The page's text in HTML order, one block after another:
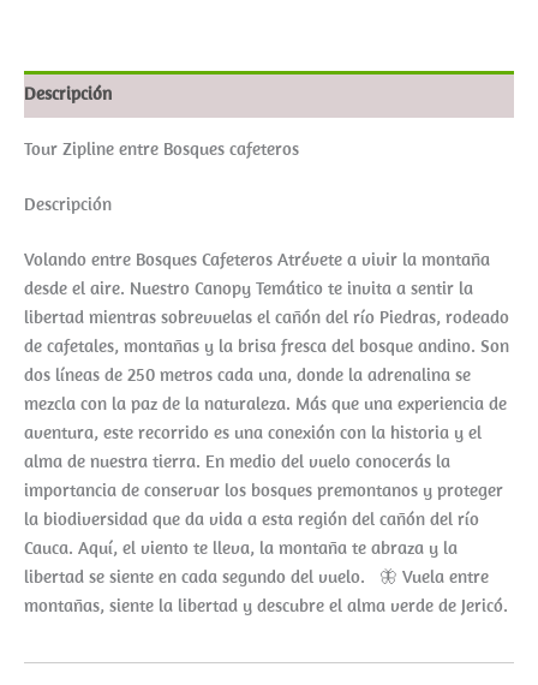
Descripción
Tour Zipline entre Bosques cafeteros
Descripción
Volando entre Bosques Cafeteros Atrévete a vivir la montaña
desde el aire. Nuestro Canopy Temático te invita a sentir la
libertad mientras sobrevuelas el cañón del río Piedras, rodeado
de cafetales, montañas y la brisa fresca del bosque andino. Son
dos líneas de 250 metros cada una, donde la adrenalina se
mezcla con la paz de la naturaleza. Más que una experiencia de
aventura, este recorrido es una conexión con la historia y el
alma de nuestra tierra. En medio del vuelo conocerás la
importancia de conservar los bosques premontanos y proteger
la biodiversidad que da vida a esta región del cañón del río
Cauca. Aquí, el viento te lleva, la montaña te abraza y la
libertad se siente en cada segundo del vuelo. 🦋 Vuela entre
montañas, siente la libertad y descubre el alma verde de Jericó.